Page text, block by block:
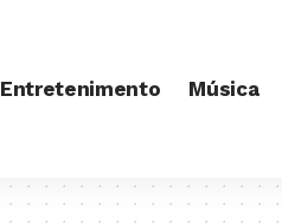
Entretenimento Música